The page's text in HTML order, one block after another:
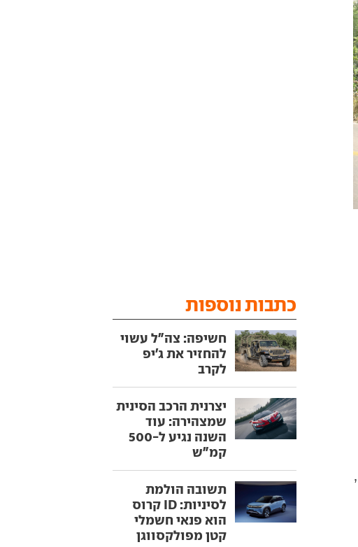
,
כתבות נוספות
חשיפה: צה"ל עשוי
להחזיר את ג'יפ
לקרב
יצרנית הרכב הסינית
שמצהירה: עוד
השנה נגיע ל-500
קמ"ש
תשובה הולמת
לסיניות: ID קרוס
הוא פנאי חשמלי
קטן מפולקסווגן